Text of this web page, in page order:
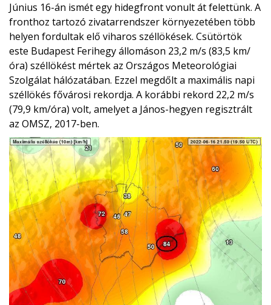
Június 16-án ismét egy hidegfront vonult át felettünk. A
fronthoz tartozó zivatarrendszer környezetében több
helyen fordultak elő viharos széllökések. Csütörtök
este Budapest Ferihegy állomáson 23,2 m/s (83,5 km/
óra) széllökést mértek az Országos Meteorológiai
Szolgálat hálózatában. Ezzel megdőlt a maximális napi
széllökés fővárosi rekordja. A korábbi rekord 22,2 m/s
(79,9 km/óra) volt, amelyet a János-hegyen regisztrált
az OMSZ, 2017-ben.